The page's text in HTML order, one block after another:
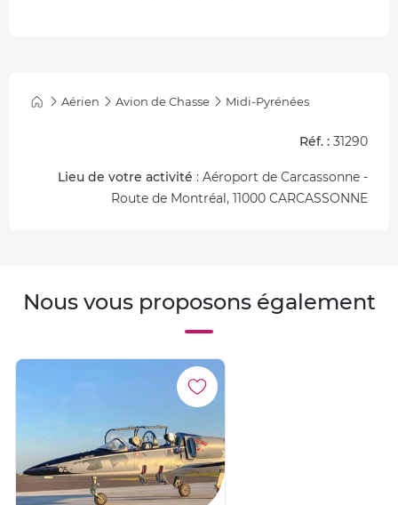
Aérien Avion de Chasse Midi-Pyrénées
Réf. : 31290
Lieu de votre activité : Aéroport de Carcassonne -
Route de Montréal, 11000 CARCASSONNE
Nous vous proposons également